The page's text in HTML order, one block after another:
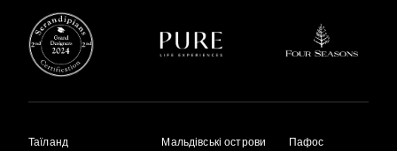
Таїланд
Мальдівські острови
Пафос